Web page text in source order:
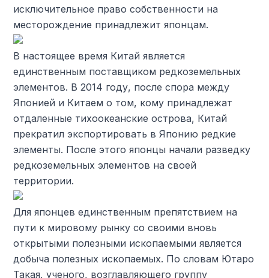
исключительное право собственности на
месторождение принадлежит японцам.
В настоящее время Китай является
единственным поставщиком редкоземельных
элементов. В 2014 году, после спора между
Японией и Китаем о том, кому принадлежат
отдаленные тихоокеанские острова, Китай
прекратил экспортировать в Японию редкие
элементы. После этого японцы начали разведку
редкоземельных элементов на своей
территории.
Для японцев единственным препятствием на
пути к мировому рынку со своими вновь
открытыми полезными ископаемыми является
добыча полезных ископаемых. По словам Ютаро
Такая, ученого, возглавляющего группу